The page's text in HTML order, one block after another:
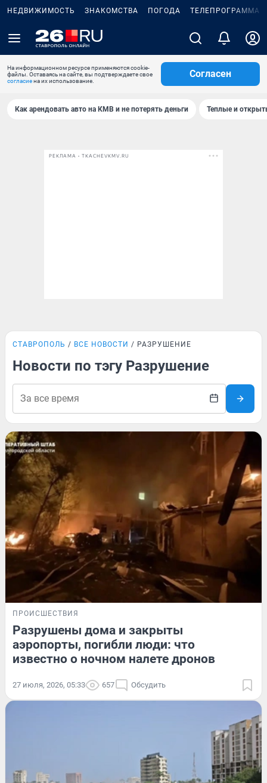
НЕДВИЖИМОСТЬ ЗНАКОМСТВА ПОГОДА ТЕЛЕПРОГРАММА
На информационном ресурсе применяются cookie-
файлы. Оставаясь на сайте, вы подтверждаете свое
согласиена их использование.
Согласен
Как арендовать авто на КМВ и не потерять деньги Теплые и
РЕКЛАМА • TKACHEVKMV.RU
СТАВРОПОЛЬ ВСЕ НОВОСТИ РАЗРУШЕНИЕ
Новости по тэгу Разрушение
ПРОИСШЕСТВИЯ
Разрушены дома и закрыты
аэропорты, погибли люди: что
известно о ночном налете дронов
27 июля, 2026, 05:33 657 Обсудить